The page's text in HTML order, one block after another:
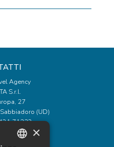
Agency
S.r.l.
27
(UD)
71223
×